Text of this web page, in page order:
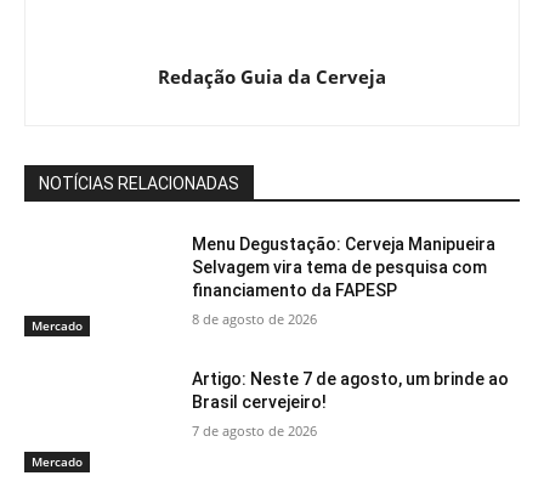
Redação Guia da Cerveja
NOTÍCIAS RELACIONADAS
Mercado
Menu Degustação: Cerveja Manipueira
Selvagem vira tema de pesquisa com
financiamento da FAPESP
8 de agosto de 2026
Mercado
Artigo: Neste 7 de agosto, um brinde ao
Brasil cervejeiro!
7 de agosto de 2026